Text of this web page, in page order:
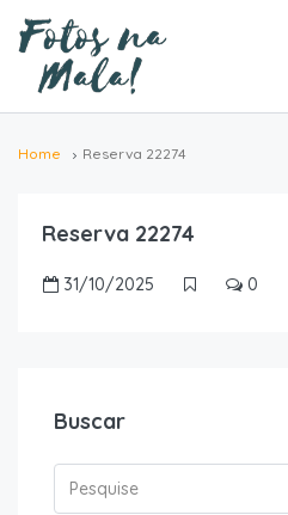
Home Reserva 22274
Reserva 22274
31/10/2025 0
Buscar